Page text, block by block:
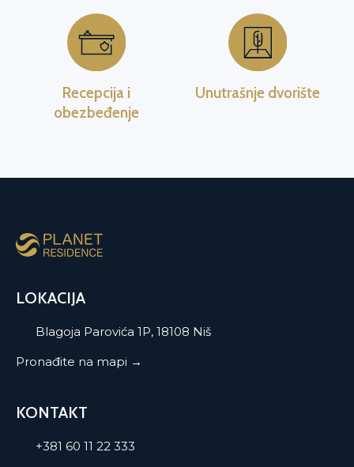
Penthouse III
Penthouse IV – PRODATO
Recepcija i
obezbeđenje
Unutrašnje dvorište
LOKACIJA
Blagoja Parovića 1P, 18108 Niš
Pronađite na mapi →
KONTAKT
+381 60 11 22 333